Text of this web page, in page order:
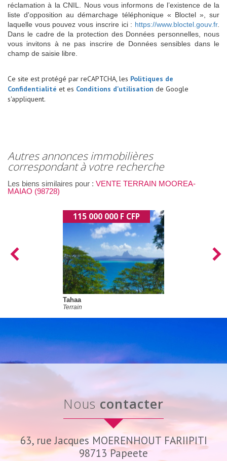
réclamation à la CNIL. Nous vous informons de l’existence de la
liste d'opposition au démarchage téléphonique « Bloctel », sur
laquelle vous pouvez vous inscrire ici : https://www.bloctel.gouv.fr.
Dans le cadre de la protection des Données personnelles, nous
vous invitons à ne pas inscrire de Données sensibles dans le
champ de saisie libre.
Ce site est protégé par reCAPTCHA, les Politiques de
Confidentialité et es Conditions d'utilisation de Google
s'appliquent.
autres annonces immobilières
correspondant à votre recherche
Les biens similaires pour : VENTE TERRAIN MOOREA-
MAIAO (98728)
115 000 000 F CFP
Tahaa
Terrain
nous contacter
63, rue Jacques MOERENHOUT FARIIPITI
98713 Papeete